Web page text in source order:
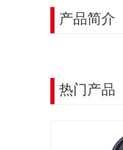
产品简介
热门产品